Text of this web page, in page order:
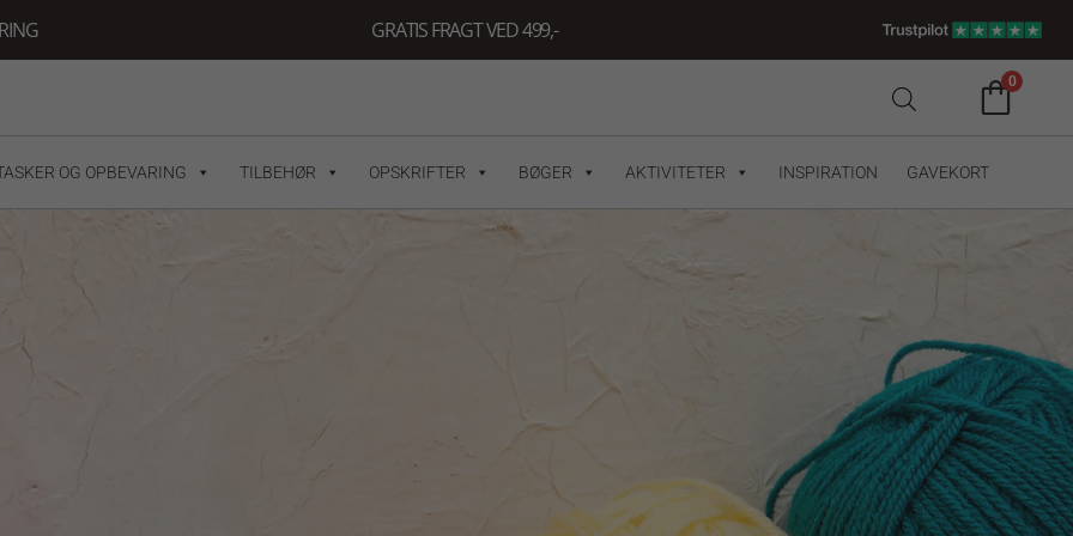
GRATIS FRAGT VED 499,-
0
OG OPBEVARING TILBEHØR OPSKRIFTER BØGER AKTIVITETER INSPIRATION GAVEKORT